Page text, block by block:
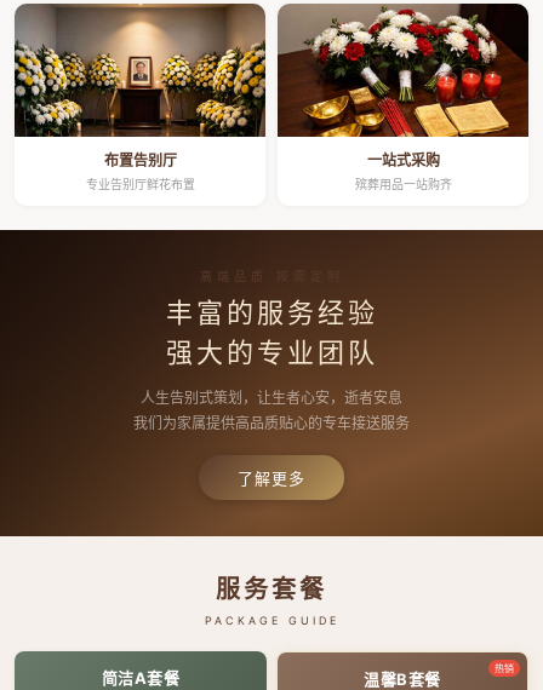
布置告别厅
专业告别厅鲜花布置
一站式采购
殡葬用品一站购齐
高端品质 按需定制
丰富的服务经验
强大的专业团队
人生告别式策划，让生者心安，逝者安息
我们为家属提供高品质贴心的专车接送服务
了解更多
服务套餐
PACKAGE GUIDE
简洁A套餐 热销
温馨B套餐